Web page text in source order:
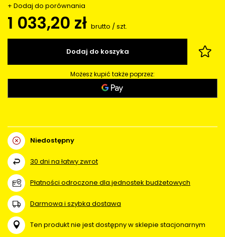
+ Dodaj do porównania
1 033,20 zł brutto /szt.
Dodaj do koszyka
Możesz kupić także poprzez:
Niedostępny
30 dni na łatwy zwrot
Płatności odroczone dla jednostek budżetowych
Darmowa i szybka dostawa
Ten produkt nie jest dostępny w sklepie stacjonarnym